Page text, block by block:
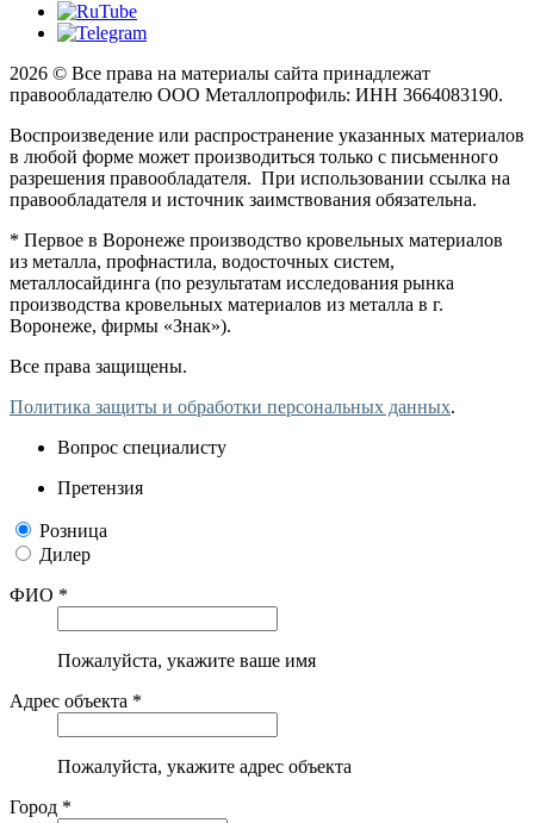
2026 © Все права на материалы сайта принадлежат
правообладателю ООО Металлопрофиль: ИНН 3664083190.
Воспроизведение или распространение указанных материалов
в любой форме может производиться только с письменного
разрешения правообладателя. При использовании ссылка на
правообладателя и источник заимствования обязательна.
* Первое в Воронеже производство кровельных материалов
из металла, профнастила, водосточных систем,
металлосайдинга (по результатам исследования рынка
производства кровельных материалов из металла в г.
Воронеже, фирмы «Знак»).
Все права защищены.
Политика защиты и обработки персональных данных.
Вопрос специалисту
Претензия
Розница
Дилер
ФИО *
Пожалуйста, укажите ваше имя
Адрес объекта *
Пожалуйста, укажите адрес объекта
Город *